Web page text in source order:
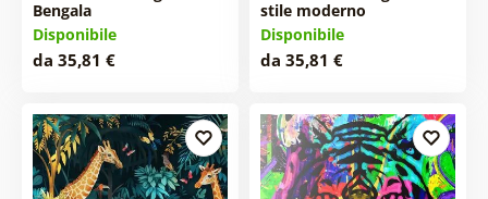
Bengala
Disponibile
da 35,81 €
stile moderno
Disponibile
da 35,81 €